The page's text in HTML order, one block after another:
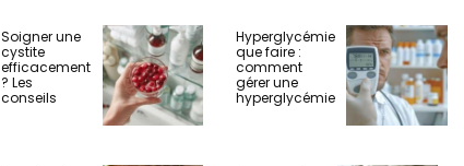
Soigner une
cystite
efficacement
? Les
conseils
Hyperglycémie
que faire :
comment
gérer une
hyperglycémie